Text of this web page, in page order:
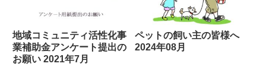
地域コミュニティ活性化事
業補助金アンケート提出の
お願い 2021年7月
ペットの飼い主の皆様へ
2024年08月